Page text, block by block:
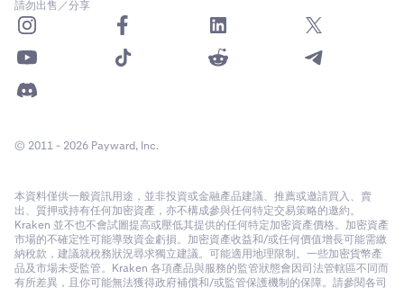
請勿出售／分享
© 2011 - 2026 Payward, Inc.
本資料僅供一般資訊用途，並非投資或金融產品建議、推薦或邀請買入、賣
出、質押或持有任何加密資產，亦不構成參與任何特定交易策略的邀約。
Kraken 並不也不會試圖提高或壓低其提供的任何特定加密資產價格。加密資產
市場的不確定性可能導致資金虧損。加密資產收益和/或任何價值增長可能需繳
納稅款，建議就稅務狀況尋求獨立建議。可能適用地理限制。一些加密貨幣產
品及市場未受監管。Kraken 各項產品與服務的監管狀態會因司法管轄區不同而
有所差異，且你可能無法獲得政府補償和/或監管保護機制的保障。請參閱各司